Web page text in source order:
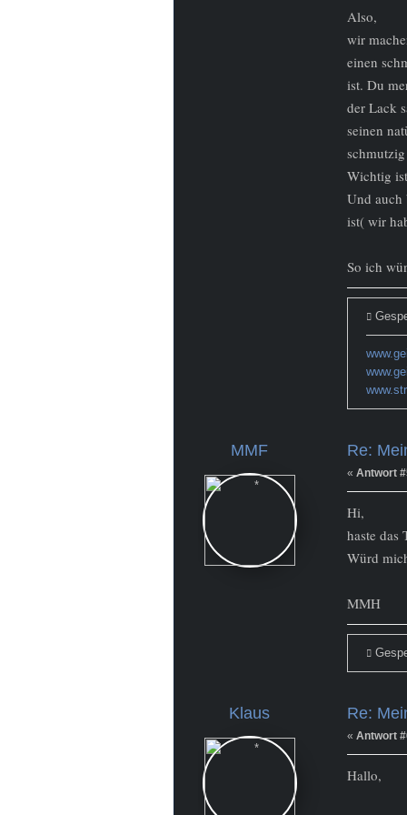
Also,
wir
einen
ist. Du
der Lack
seinen
Wichtig
Und auch
ist( wir
So ich
Newbie
MMF Re:
« Antwort
Hi,
haste das
Würd
MMH
Newbie
Klaus Re:
« Antwort
Hallo,